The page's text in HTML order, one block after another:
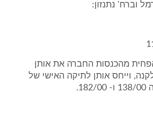
וברח' נתנזון:
מהכנסות החברה את אותן
וייחס אותן לתיקה האישי של